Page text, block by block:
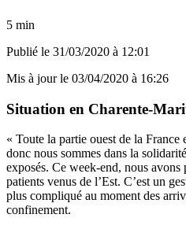
5 min
Publié le 31/03/2020 à 12:01
Mis à jour le 03/04/2020 à 16:26
Situation en Charente-
« Toute la partie ouest de la France
donc nous sommes dans la
exposés. Ce week-end, nous avons
patients venus de l’Est. C’est un
plus compliqué au moment des
confinement.